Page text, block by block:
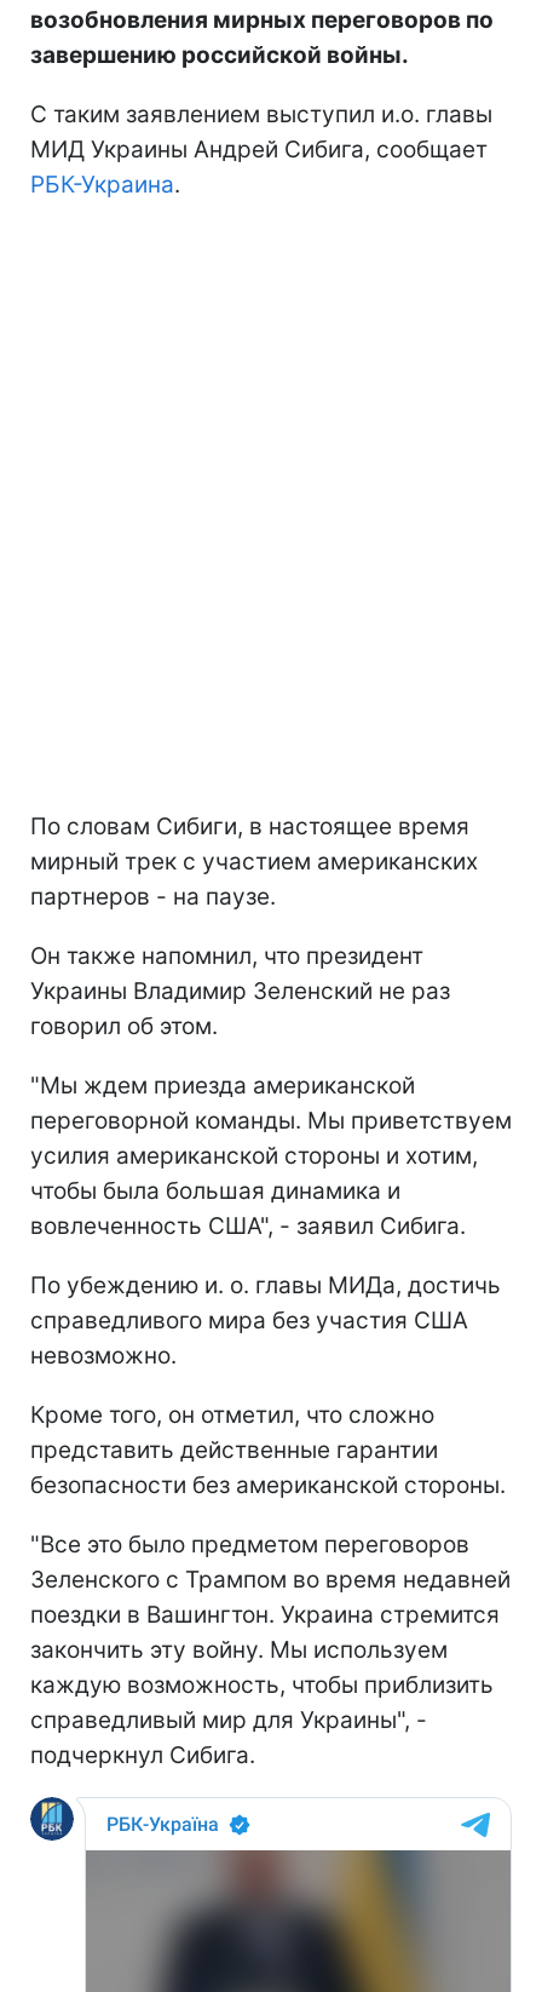
возобновления мирных переговоров по
завершению российской войны.
С таким заявлением выступил и.о. главы
МИД Украины Андрей Сибига, сообщает
РБК-Украина.
По словам Сибиги, в настоящее время
мирный трек с участием американских
партнеров - на паузе.
Он также напомнил, что президент
Украины Владимир Зеленский не раз
говорил об этом.
"Мы ждем приезда американской
переговорной команды. Мы приветствуем
усилия американской стороны и хотим,
чтобы была большая динамика и
вовлеченность США", - заявил Сибига.
По убеждению и. о. главы МИДа, достичь
справедливого мира без участия США
невозможно.
Кроме того, он отметил, что сложно
представить действенные гарантии
безопасности без американской стороны.
"Все это было предметом переговоров
Зеленского с Трампом во время недавней
поездки в Вашингтон. Украина стремится
закончить эту войну. Мы используем
каждую возможность, чтобы приблизить
справедливый мир для Украины", -
подчеркнул Сибига.